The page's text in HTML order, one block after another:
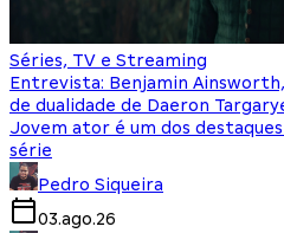
Séries, TV e Streaming
Entrevista: Benjamin
de dualidade de Daeron
Jovem ator é um dos
série
Pedro Siqueira
03.ago.26